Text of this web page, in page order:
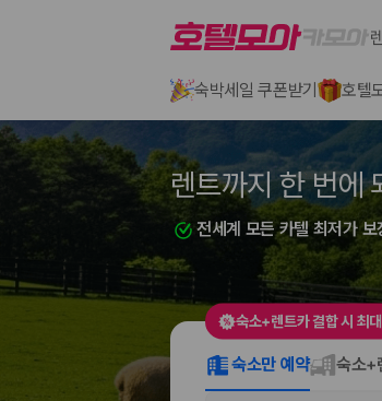
2000만 이용고객이 선택한 제주 렌트카 가격비교 플랫
제주렌트카 가격비교는 카모아에서 한
숙박세일 쿠폰받기 호텔
렌트까지 한 번에
전세계 모든 카텔 최저가 보
렌트까지 한 번에
전세계 모든 카텔 최저가 보
숙소+렌트카 결합 시 최
숙소만 예약 숙소+